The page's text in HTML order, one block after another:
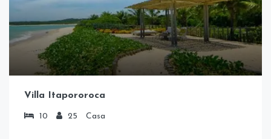
Villa Itapororoca
10 25 Casa